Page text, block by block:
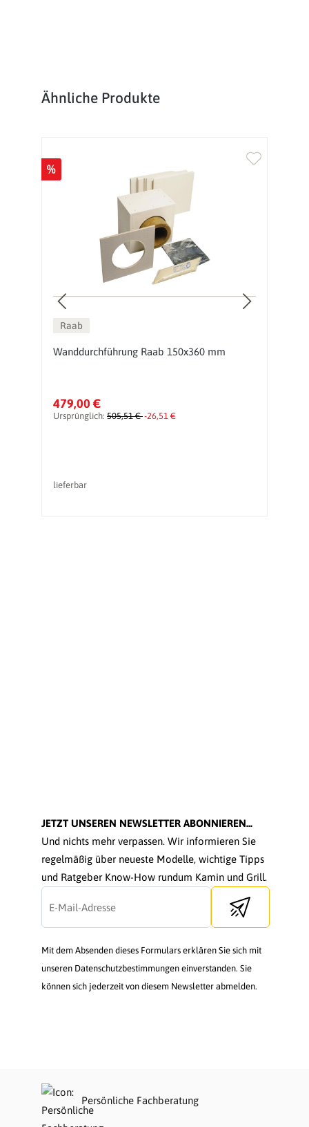
Produktgalerie überspringen
Ähnliche Produkte
%
Raab
Wanddurchführung Raab 150x360 mm
479,00 €
Ursprünglich: 505,51 €-26,51 €
lieferbar
JETZT UNSEREN NEWSLETTER ABONNIEREN...
Und nichts mehr verpassen. Wir informieren Sie
regelmäßig über neueste Modelle, wichtige Tipps
und Ratgeber Know-How rundum Kamin und Grill.
Send newsletter
Mit dem Absenden dieses Formulars erklären Sie sich mit
unseren Datenschutzbestimmungen einverstanden. Sie
können sich jederzeit von diesem Newsletter abmelden.
Persönliche Fachberatung